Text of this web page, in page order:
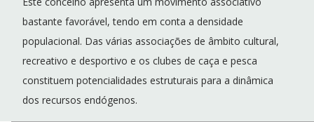
bastante favorável, tendo em conta a densidade
populacional. Das várias associações de âmbito cultural,
recreativo e desportivo e os clubes de caça e pesca
constituem potencialidades estruturais para a dinâmica
dos recursos endógenos.